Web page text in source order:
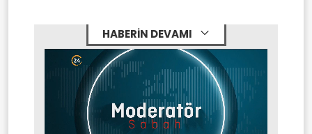
HABERİN DEVAMI